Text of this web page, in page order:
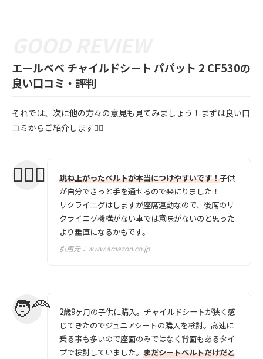
エールベベ チャイルドシート パパット 2 CF530の
良い口コミ・評判
それでは、次に他の方々の意見も見てみましょう！まずは良い口
コミからご紹介します💁‍♀️
跳ね上がったベルトが本当につけやすいです！子供
が自分でさっと手を通せるので楽にりました！
リクライニグはしますが座席連動なので、後席のリ
クライニグ機構がない車では意味がないのと思った
より垂直になるかもです。
引用元： www.amazon.co.jp
2歳9ヶ月の子供に購入。チャイルドシートが狭く感
じてきたのでジュニアシートの購入を検討。高速に
乗る事も多いので座面のみではなく背面もあるタイ
プで検討していました。 まだシートベルトだけだと